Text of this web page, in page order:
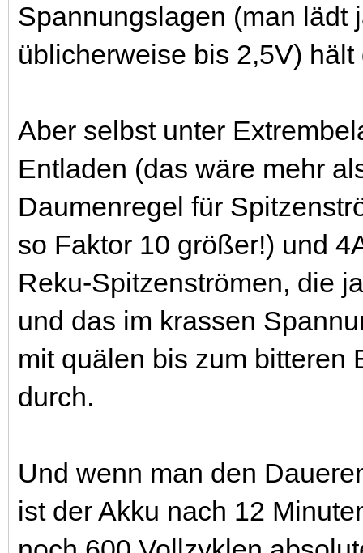
Spannungslagen (man lädt
üblicherweise bis 2,5V)
Aber selbst unter
Entladen (das wäre mehr
Daumenregel für
so Faktor 10 größer!) und
Reku-Spitzenströmen, die
und das im krassen
mit quälen bis zum bitteren
durch.
Und wenn man den
ist der Akku nach 12